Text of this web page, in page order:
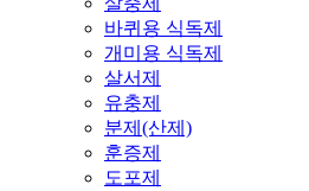
바퀴용 식독제
개미용 식독제
살서제
유충제
분제(산제)
훈증제
도포제